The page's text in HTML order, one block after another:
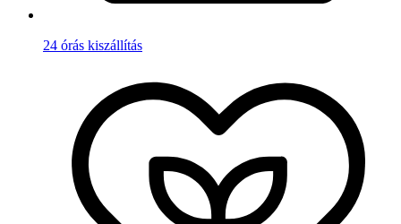
24 órás kiszállítás